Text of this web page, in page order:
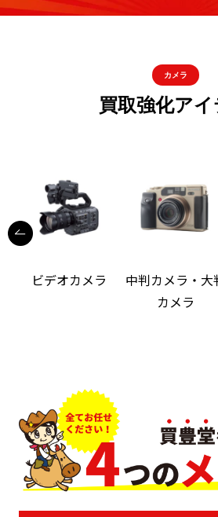
カメラ
買取強化アイ
ビデオカメラ
中判カメラ・大
カメラ